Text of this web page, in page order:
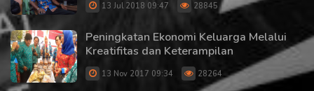
13 Jul 2018 09:47 28845
Peningkatan Ekonomi Keluarga Melalui
Kreatifitas dan Keterampilan
13 Nov 2017 09:34 28264